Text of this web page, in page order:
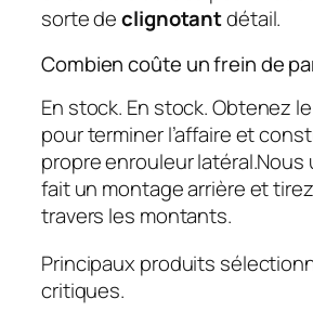
sorte declignotantdétail.
Combien coûte un frein de
En stock. En stock. Obtenez
pour terminer l’affaire et
propre enrouleur latéral.Nous
fait un montage arrière et
travers les montants.
Principaux produits
critiques.